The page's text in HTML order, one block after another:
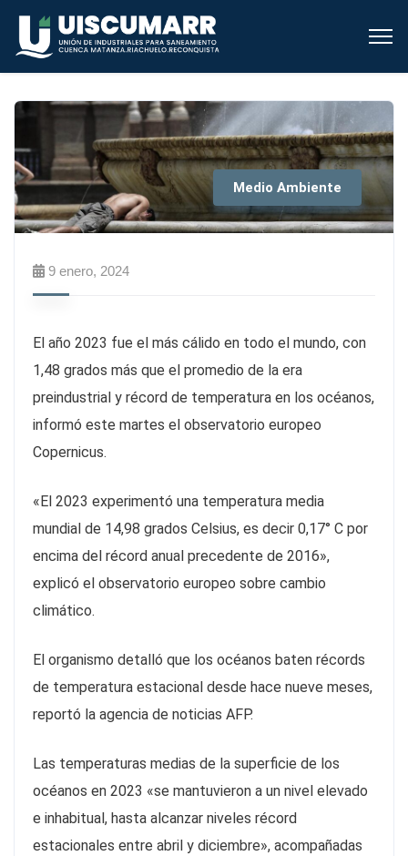
Medio Ambiente
9 enero, 2024
El año 2023 fue el más cálido en todo el mundo, con
1,48 grados más que el promedio de la era
preindustrial y récord de temperatura en los océanos,
informó este martes el observatorio europeo
Copernicus.
«El 2023 experimentó una temperatura media
mundial de 14,98 grados Celsius, es decir 0,17° C por
encima del récord anual precedente de 2016»,
explicó el observatorio europeo sobre cambio
climático.
El organismo detalló que los océanos baten récords
de temperatura estacional desde hace nueve meses,
reportó la agencia de noticias AFP.
Las temperaturas medias de la superficie de los
océanos en 2023 «se mantuvieron a un nivel elevado
e inhabitual, hasta alcanzar niveles récord
estacionales entre abril y diciembre», acompañadas